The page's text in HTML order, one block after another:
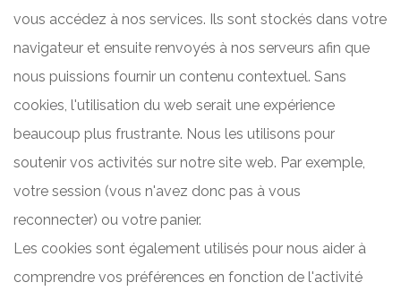
vous accédez à nos services. Ils sont stockés dans votre
navigateur et ensuite renvoyés à nos serveurs afin que
nous puissions fournir un contenu contextuel. Sans
cookies, l'utilisation du web serait une expérience
beaucoup plus frustrante. Nous les utilisons pour
soutenir vos activités sur notre site web. Par exemple,
votre session (vous n'avez donc pas à vous
reconnecter) ou votre panier.
Les cookies sont également utilisés pour nous aider à
comprendre vos préférences en fonction de l'activité